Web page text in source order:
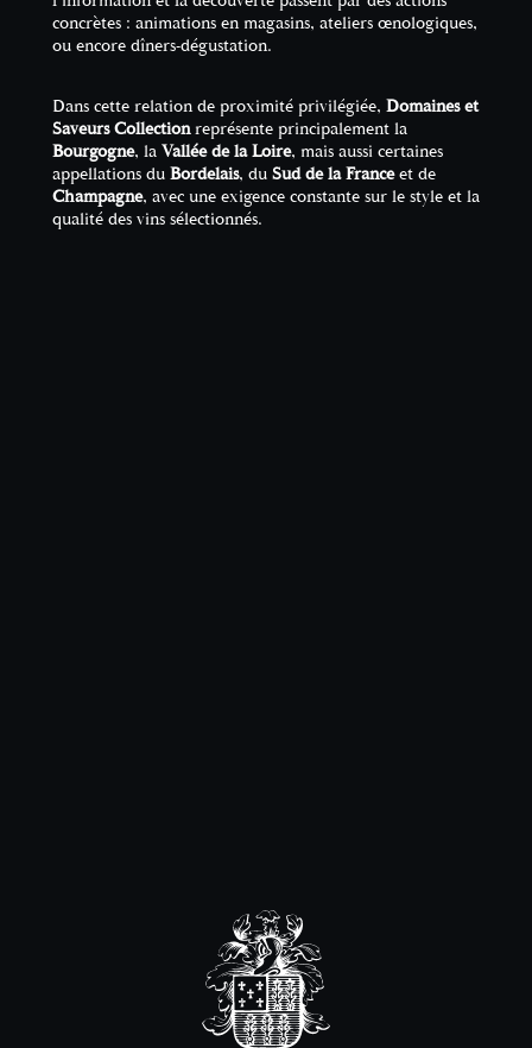
concrètes : animations en magasins, ateliers œnologiques,
ou encore dîners-dégustation.
Dans cette relation de proximité privilégiée, Domaines et
Saveurs Collectionreprésente principalement la
Bourgogne, la Vallée de la Loire, mais aussi certaines
appellations du Bordelais, du Sud de la Franceet de
Champagne, avec une exigence constante sur le style et la
qualité des vins sélectionnés.